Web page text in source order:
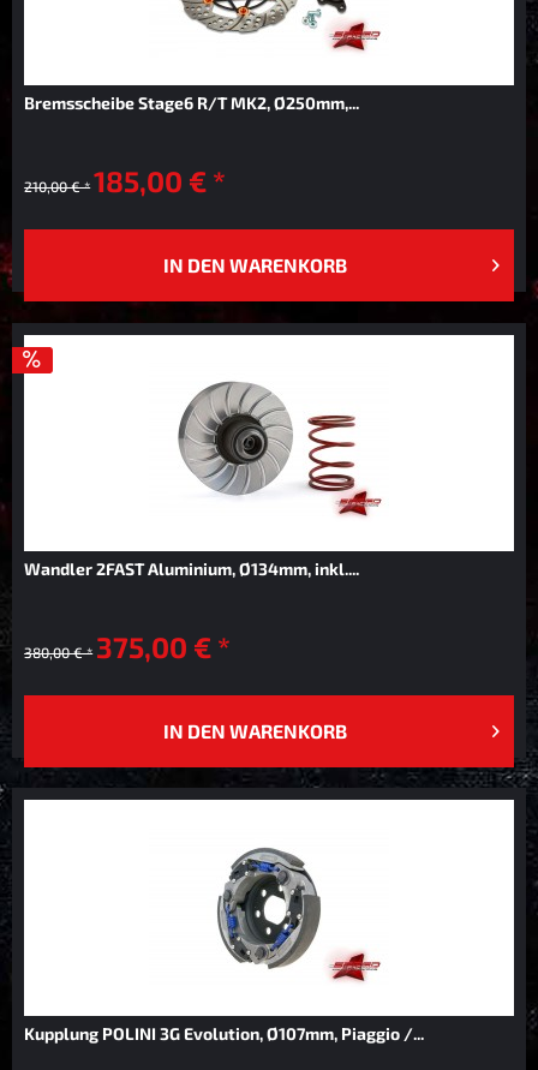
Bremsscheibe Stage6 R/T MK2, Ø250mm,...
210,00 € * 185,00 € *
IN DEN WARENKORB
Wandler 2FAST Aluminium, Ø134mm, inkl....
380,00 € * 375,00 € *
IN DEN WARENKORB
Kupplung POLINI 3G Evolution, Ø107mm, Piaggio /...